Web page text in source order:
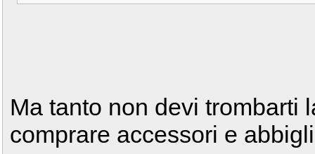
Ma tanto non devi trombarti
comprare accessori e